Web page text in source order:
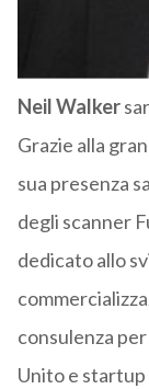
Neil Walker
Grazie alla
sua presenza
degli scanner
dedicato allo
consulenza
Unito e startup